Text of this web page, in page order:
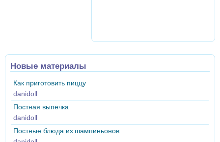
Новые материалы
Как приготовить пиццу
danidoll
Постная выпечка
danidoll
Постные блюда из шампиньонов